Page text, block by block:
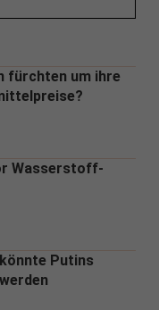
fürchten um ihre
Wasserstoff-
Putins